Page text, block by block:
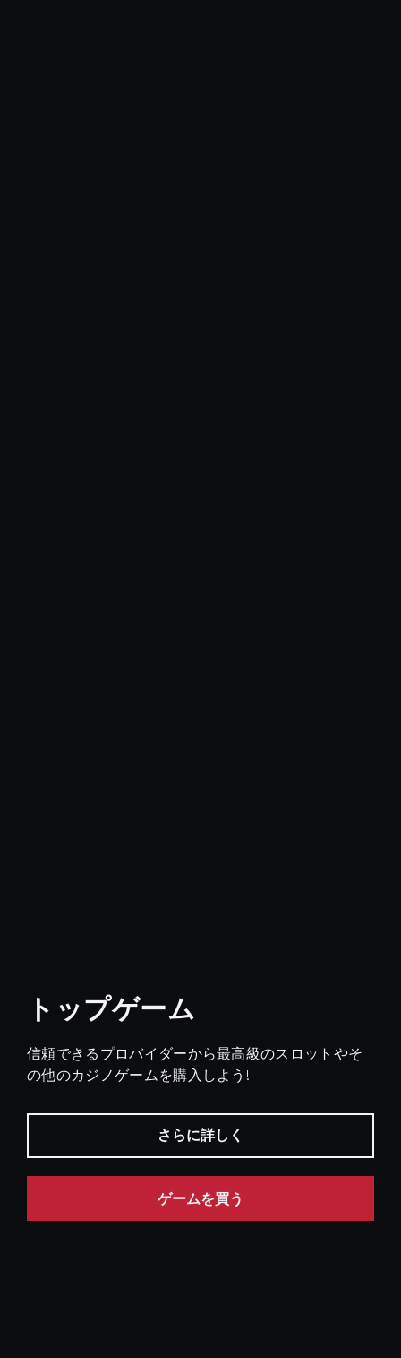
トップゲーム
信頼できるプロバイダーから最高級のスロットやそ
の他のカジノゲームを購入しよう!
さらに詳しく
ゲームを買う